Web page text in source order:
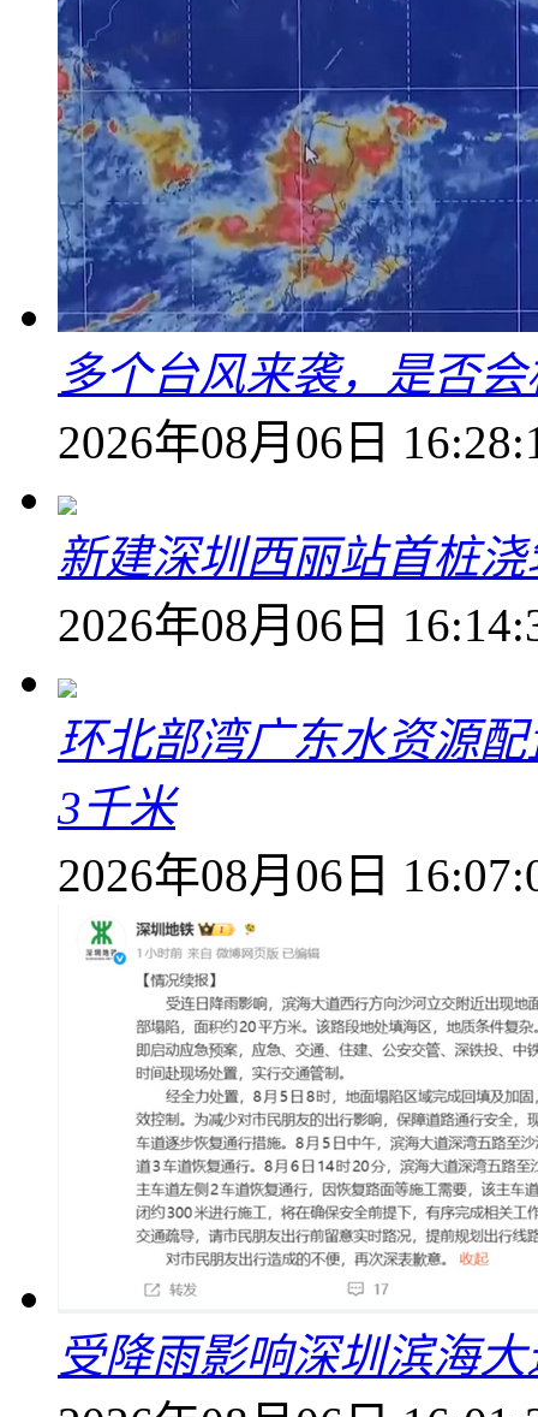
多个台风来袭，是否
2026年08月06日
新建深圳西丽站首桩
2026年08月06日
环北部湾广东水资源
3千米
2026年08月06日
受降雨影响深圳滨海